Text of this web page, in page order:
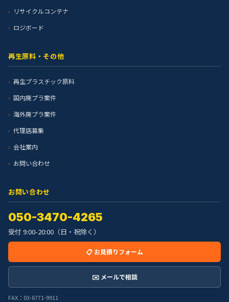
リサイクルコンテナ
ロジボード
再生原料・その他
再生プラスチック原料
国内廃プラ案件
海外廃プラ案件
代理店募集
会社案内
お問い合わせ
お問い合わせ
050-3470-4265
受付 9:00-20:00（日・祝除く）
📋 お見積りフォーム
✉️ メールで相談
FAX：03-6771-9911